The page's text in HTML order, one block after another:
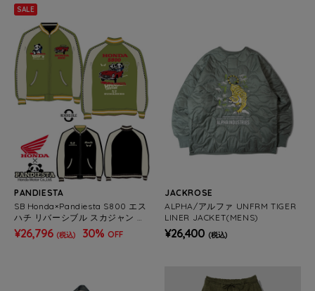
SALE
PANDIESTA
SB Honda×Pandiesta S800 エス
ハチ リバーシブル スカジャン コ
ラボ企画(533510B)
¥26,796 (税込) 30% OFF
JACKROSE
ALPHA/アルファ UNFRM TIGER
LINER JACKET(MENS)
¥26,400 (税込)